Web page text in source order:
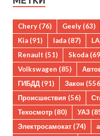
Chery (76) Geely (63)
Kia (91) lada (87)
Renault (51) Skoda
Volkswagen (85)
ГИБДД (91) Закон
Происшествия (56)
Техосмотр (80) УАЗ
Электросамокат (74)